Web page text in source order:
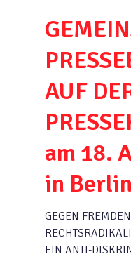
AUF
am 18.
in Berlin
GEGEN
EIN ANTI-